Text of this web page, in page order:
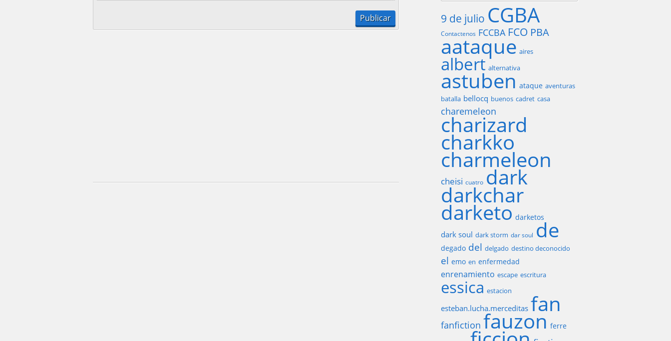
9 de julio CGBA
Contactenos FCCBA FCO PBA
aataque aires
albert alternativa
astuben ataque aventuras
batalla bellocq buenos cadret casa
charemeleon
charizard
charkko
charmeleon
cheisi cuatro dark
darkchar
darketo darketos
dark soul dark storm dar soul de
degado del delgado destino deconocido
el emo en enfermedad
enrenamiento escape escritura
essica estacion
esteban.lucha.merceditas fan
fanfiction fauzon ferre